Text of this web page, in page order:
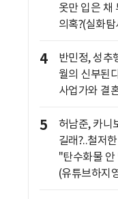
옷만 입은
의혹?(실화
4
반민정, 성추
월의 신부된
사업가와 결
5
허남준, 카니
길래?..철저
"탄수화물
(유튜브하지